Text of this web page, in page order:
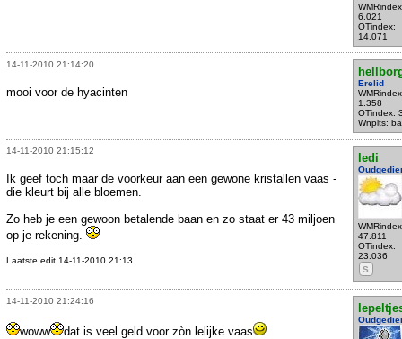
6.021
OTindex:
14.071
14-11-2010 21:14:20
Erelid
1.358
OTindex:
Wnplts:
mooi voor de hyacinten
14-11-2010 21:15:12
ledi
47.811
OTindex:
23.036
S
Ik geef toch maar de voorkeur aan een gewone kristallen vaas -
die kleurt bij alle bloemen.
Zo heb je een gewoon betalende baan en zo staat er 43 miljoen
op je rekening.
Laatste edit 14-11-2010 21:13
14-11-2010 21:24:16
woww dat is veel geld voor zòn lelijke vaas